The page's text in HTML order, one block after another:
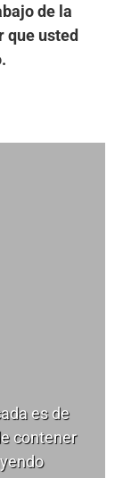
de la
que usted
es de
contener